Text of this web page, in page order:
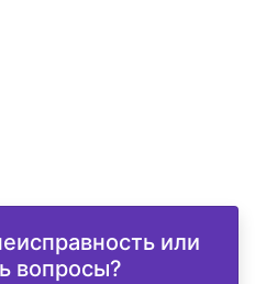
или
вопросы?